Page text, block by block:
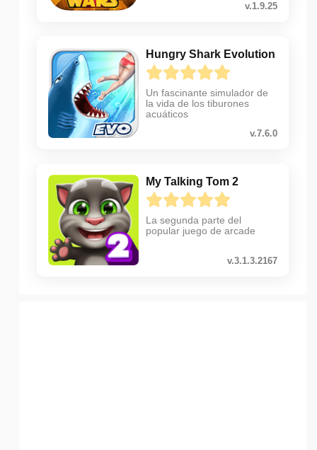
v.1.9.25
Hungry Shark Evolution
Un fascinante simulador de
la vida de los tiburones
acuáticos
v.7.6.0
My Talking Tom 2
La segunda parte del
popular juego de arcade
v.3.1.3.2167